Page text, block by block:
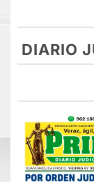
DIARIO